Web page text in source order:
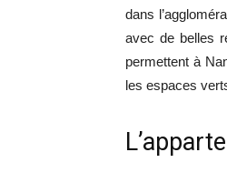
dans
avec de belles
permettent à
les espaces